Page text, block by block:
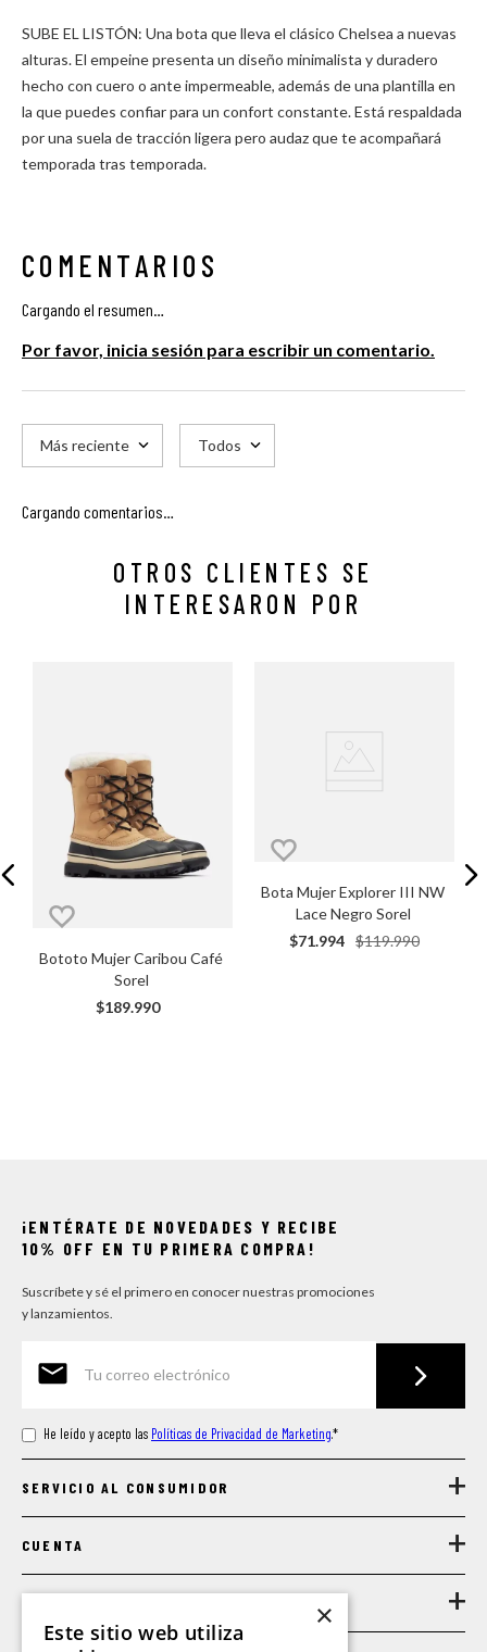
SUBE EL LISTÓN: Una bota que lleva el clásico Chelsea a nuevas
alturas. El empeine presenta un diseño minimalista y duradero
hecho con cuero o ante impermeable, además de una plantilla en
la que puedes confiar para un confort constante. Está respaldada
por una suela de tracción ligera pero audaz que te acompañará
temporada tras temporada.
COMENTARIOS
Cargando el resumen…
Por favor, inicia sesión para escribir un comentario.
Más reciente Todos
Cargando comentarios…
OTROS CLIENTES SE
INTERESARON POR
Bototo Mujer Caribou Café
Sorel
$189.990
Bota Mujer Explorer III NW
Lace Negro Sorel
$119.990
$71.994
¡ENTÉRATE DE NOVEDADES Y RECIBE
10% OFF EN TU PRIMERA COMPRA!
Suscríbete y sé el primero en conocer nuestras promociones
y lanzamientos.
He leído y acepto las Políticas de Privacidad de Marketing.*
SERVICIO AL CONSUMIDOR +
CUENTA +
+
×
Este sitio web utiliza